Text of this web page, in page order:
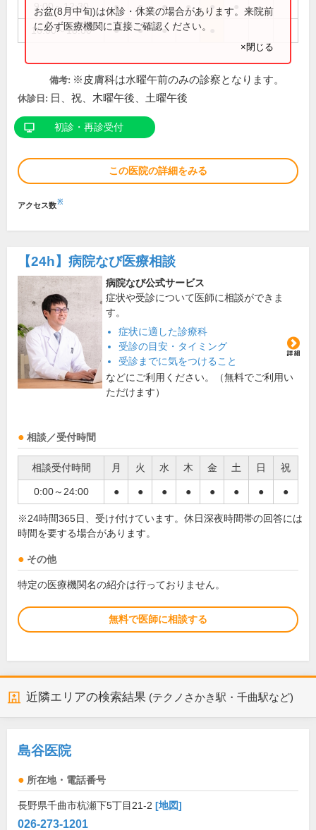
9:00～12:30 ● ● ● ● ●
16:00～18:00 ● ● ●
お盆(8月中旬)は休診・休業の場合があります。来院前
に必ず医療機関に直接ご確認ください。
×閉じる
備考: ※皮膚科は水曜午前のみの診察となります。
休診日: 日、祝、木曜午後、土曜午後
初診・再診受付
この医院の詳細をみる
アクセス数※
【24h】 病院なび医療相談
病院なび公式サービス
症状や受診について医師に相談ができま
す。
症状に適した診療科
受診の目安・タイミング
受診までに気をつけること
などにご利用ください。（無料でご利用い
ただけます）
相談／受付時間
相談受付時間 月 火 水 木 金 土 日 祝
0:00～24:00 ● ● ● ● ● ● ● ●
※24時間365日、受け付けています。休日深夜時間帯の回答には
時間を要する場合があります。
その他
特定の医療機関名の紹介は行っておりません。
無料で医師に相談する
近隣エリアの検索結果 (テクノさかき駅・千曲駅など)
島谷医院
所在地・電話番号
長野県千曲市杭瀬下5丁目21-2 [地図]
026-273-1201